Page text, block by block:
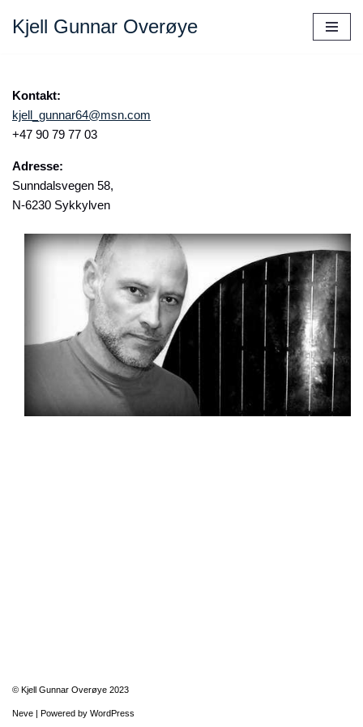
Kjell Gunnar Overøye
Kontakt:
kjell_gunnar64@msn.com
+47 90 79 77 03
Adresse:
Sunndalsvegen 58,
N-6230 Sykkylven
© Kjell Gunnar Overøye 2023
Neve | Powered by WordPress